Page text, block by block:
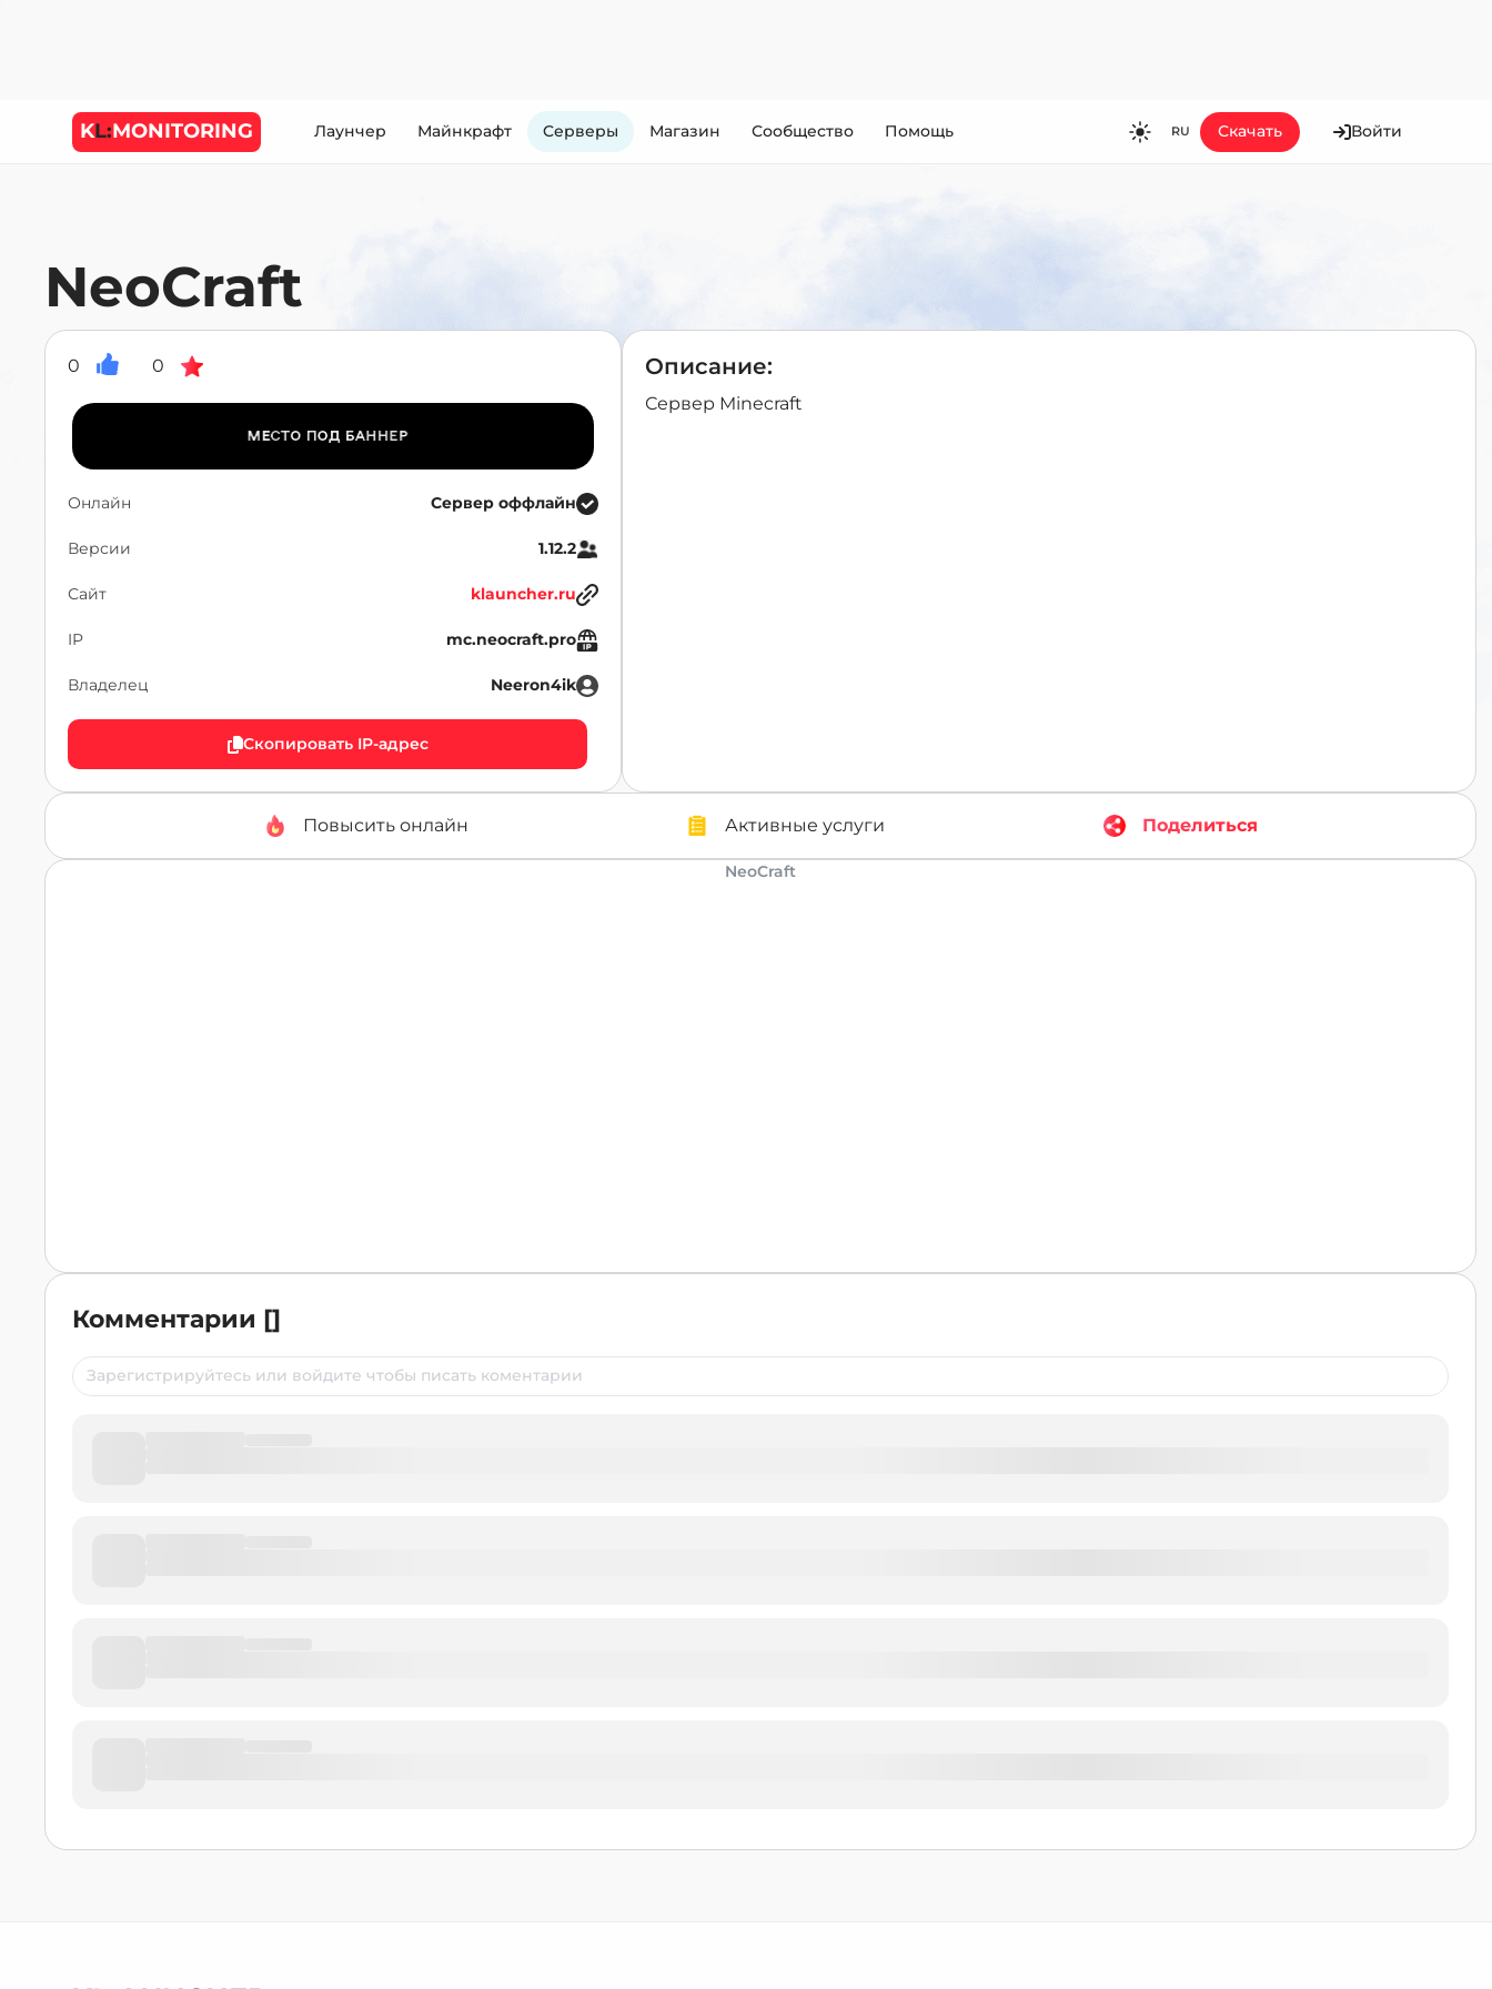
KL:MONITORING Лаунчер Майнкрафт Cерверы Магазин Сообщество Помощь RU Скачать Войти
NeoCraft
0 0
Онлайн Сервер оффлайн
Версии 1.12.2
Сайт klauncher.ru
IP mc.neocraft.pro
Владелец Neeron4ik
Скопировать IP-адрес
Описание:
Сервер Minecraft
Повысить онлайн Активные услуги Поделиться
NeoCraft
Комментарии []